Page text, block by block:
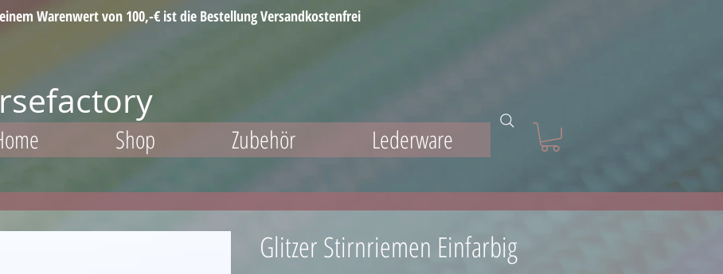
Warenwert von 100,-€ ist die Bestellung Versandkostenfrei
Shop Zubehör Lederware
Glitzer Stirnriemen Einfarbig